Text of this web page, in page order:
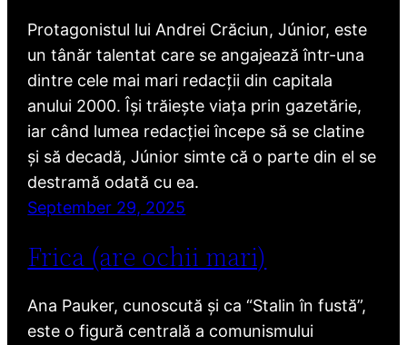
Protagonistul lui Andrei Crăciun, Júnior, este
un tânăr talentat care se angajează într-una
dintre cele mai mari redacții din capitala
anului 2000. Își trăiește viața prin gazetărie,
iar când lumea redacției începe să se clatine
și să decadă, Júnior simte că o parte din el se
destramă odată cu ea.
September 29, 2025
Frica (are ochii mari)
Ana Pauker, cunoscută și ca “Stalin în fustă”,
este o figură centrală a comunismului